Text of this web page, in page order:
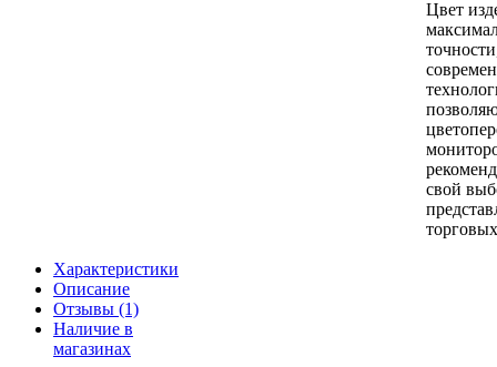
Цвет
свой
Характеристики
Описание
Отзывы (1)
Наличие в
магазинах